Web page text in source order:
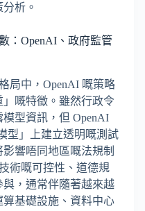
析。
：OpenAI、政府監管
局中，OpenAI 嘅策略
嘅特徵。雖然行政令
型資訊，但 OpenAI
型」上建立透明嘅測試
響唔同地區嘅法規制
術嘅可控性、道德規
，通常伴隨著越來越
基礎設施、資料中心